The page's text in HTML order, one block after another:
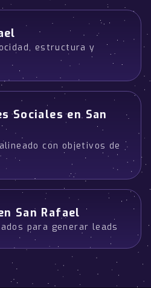
estructura y
Sociales en San
con objetivos de
San Rafael
para generar leads